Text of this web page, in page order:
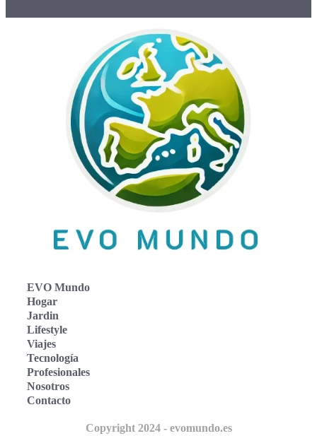
EVO Mundo
Hogar
Jardin
Lifestyle
Viajes
Tecnología
Profesionales
Nosotros
Contacto
Copyright 2024 - evomundo.es